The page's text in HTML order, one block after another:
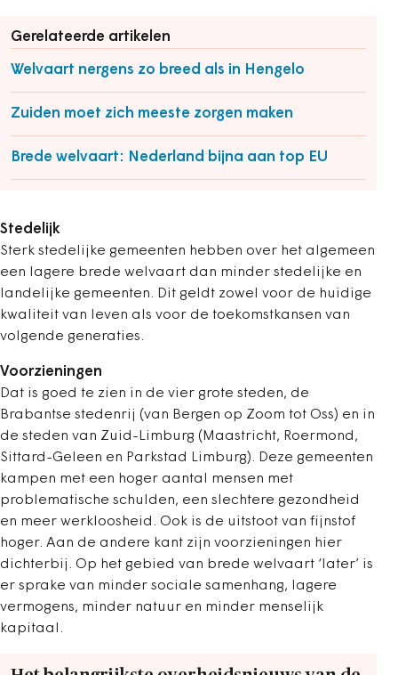
Gerelateerde artikelen
Welvaart nergens zo breed als in Hengelo
Zuiden moet zich meeste zorgen maken
Brede welvaart: Nederland bijna aan top EU
Stedelijk
Sterk stedelijke gemeenten hebben over het algemeen
een lagere brede welvaart dan minder stedelijke en
landelijke gemeenten. Dit geldt zowel voor de huidige
kwaliteit van leven als voor de toekomstkansen van
volgende generaties.
Voorzieningen
Dat is goed te zien in de vier grote steden, de
Brabantse stedenrij (van Bergen op Zoom tot Oss) en in
de steden van Zuid-Limburg (Maastricht, Roermond,
Sittard-Geleen en Parkstad Limburg). Deze gemeenten
kampen met een hoger aantal mensen met
problematische schulden, een slechtere gezondheid
en meer werkloosheid. Ook is de uitstoot van fijnstof
hoger. Aan de andere kant zijn voorzieningen hier
dichterbij. Op het gebied van brede welvaart ‘later’ is
er sprake van minder sociale samenhang, lagere
vermogens, minder natuur en minder menselijk
kapitaal.